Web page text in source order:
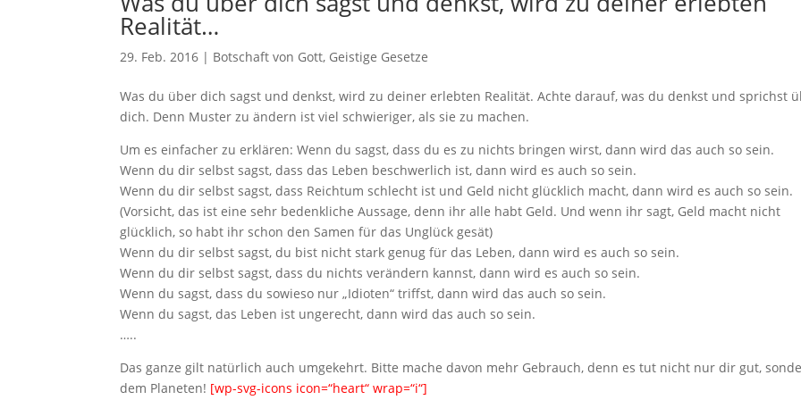
Realität…
29. Feb. 2016 | Botschaft von Gott, Geistige Gesetze
Was du über dich sagst und denkst, wird zu deiner erlebten Realität. Achte darauf, was du denkst und sprichst
dich. Denn Muster zu ändern ist viel schwieriger, als sie zu machen.
Um es einfacher zu erklären: Wenn du sagst, dass du es zu nichts bringen wirst, dann wird das auch so sein.
Wenn du dir selbst sagst, dass das Leben beschwerlich ist, dann wird es auch so sein.
Wenn du dir selbst sagst, dass Reichtum schlecht ist und Geld nicht glücklich macht, dann wird es auch so sein.
(Vorsicht, das ist eine sehr bedenkliche Aussage, denn ihr alle habt Geld. Und wenn ihr sagt, Geld macht nicht
glücklich, so habt ihr schon den Samen für das Unglück gesät)
Wenn du dir selbst sagst, du bist nicht stark genug für das Leben, dann wird es auch so sein.
Wenn du dir selbst sagst, dass du nichts verändern kannst, dann wird es auch so sein.
Wenn du sagst, dass du sowieso nur „Idioten“ triffst, dann wird das auch so sein.
Wenn du sagst, das Leben ist ungerecht, dann wird das auch so sein.
…..
Das ganze gilt natürlich auch umgekehrt. Bitte mache davon mehr Gebrauch, denn es tut nicht nur dir gut,
dem Planeten! [wp-svg-icons icon=“heart“ wrap=“i“]